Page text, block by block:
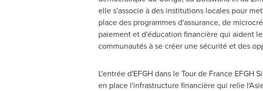
elle s'associe à des institutions locales pour
place des programmes d'assurance, de
paiement et d'éducation financière qui aident
communautés à se créer une sécurité et des
L'entrée d'EFGH dans le Tour de France
en place l'infrastructure financière qui relie